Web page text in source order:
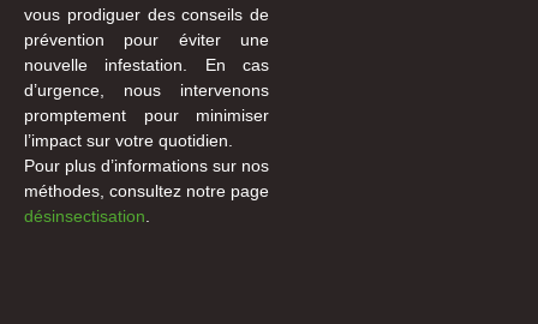
vous prodiguer des conseils de
prévention pour éviter une
nouvelle infestation. En cas
d’urgence, nous intervenons
promptement pour minimiser
l’impact sur votre quotidien.
Pour plus d’informations sur nos
méthodes, consultez notre page
désinsectisation